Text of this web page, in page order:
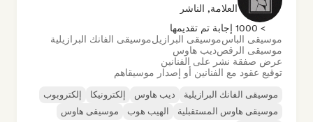
العلامة, الناشر
> 1000 إجابة تم تقديمها
موسيقى الباسموسيقى البرازيلموسيقى الفانك البرازيلية
موسيقى الرقصديب هاوس
عرض صفقة نشر على الفنانين
توقيع عقود مع الفنانين أو إصدار موسيقاهم
موسيقى الفانك البرازيلية ديب هاوس إلكترونيكا
إلكتروبوب
موسيقى هاوس المستقبلية
الهيب هوب
موسيقى هاوس